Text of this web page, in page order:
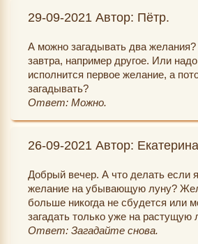
29-09-2021 Автор: Пётр.
А можно загадывать два
завтра, например другое. Или
исполнится первое желание, а
загадывать?
Ответ: Можно.
26-09-2021 Автор: Екатерина
Добрый вечер. А что делать если
желание на убывающую луну?
больше никогда не сбудется или
загадать только уже на растущую
Ответ: Загадайте снова.